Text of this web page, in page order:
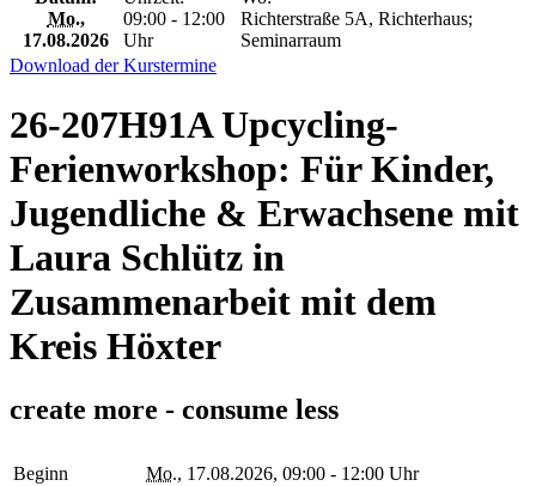
Mo.,
17.08.2026
09:00 - 12:00
Uhr
Richterstraße 5A, Richterhaus;
Seminarraum
Download der Kurstermine
26-207H91A Upcycling-
Ferienworkshop: Für Kinder,
Jugendliche & Erwachsene mit
Laura Schlütz in
Zusammenarbeit mit dem
Kreis Höxter
create more - consume less
Beginn Mo., 17.08.2026, 09:00 - 12:00 Uhr